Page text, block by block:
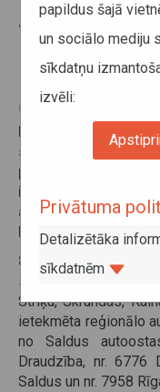
Saldus
izmaiņas
kustībā un
05. jūnijs 2026
No šī gada 8. līdz
svētki “Saldus
paredzētajiem
iedzīvotāji aicināti
autobusu
kavēšanās
8. jūnijā
satiksmei īslaicīgi
Striķu, Skrundas,
ietekmēta reģionālo
no Saldus
Draudzība, nr. 6776
Saldus un nr. 7958
papildus šajā
un sociālo mediju
sīkdatņu
izvēli:
Privātuma
Detalizētāka
sīkdatnēm